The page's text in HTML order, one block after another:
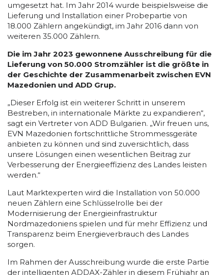
umgesetzt hat. Im Jahr 2014 wurde beispielsweise die
Lieferung und Installation einer Probepartie von
18.000 Zählern angekündigt, im Jahr 2016 dann von
weiteren 35.000 Zählern.
Die im Jahr 2023 gewonnene Ausschreibung für die
Lieferung von 50.000 Stromzähler ist die größte in
der Geschichte der Zusammenarbeit zwischen EVN
Mazedonien und ADD Grup.
„Dieser Erfolg ist ein weiterer Schritt in unserem
Bestreben, in internationale Märkte zu expandieren“,
sagt ein Vertreter von ADD Bulgarien. „Wir freuen uns,
EVN Mazedonien fortschrittliche Strommessgeräte
anbieten zu können und sind zuversichtlich, dass
unsere Lösungen einen wesentlichen Beitrag zur
Verbesserung der Energieeffizienz des Landes leisten
werden.“
Laut Marktexperten wird die Installation von 50.000
neuen Zählern eine Schlüsselrolle bei der
Modernisierung der Energieinfrastruktur
Nordmazedoniens spielen und für mehr Effizienz und
Transparenz beim Energieverbrauch des Landes
sorgen.
Im Rahmen der Ausschreibung wurde die erste Partie
der intelligenten ADDAX-Zähler in diesem Frühjahr an